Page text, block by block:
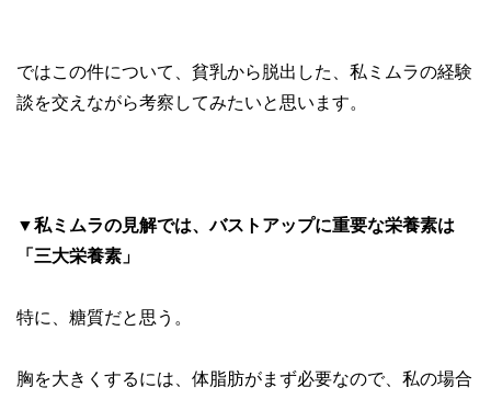
ではこの件について、貧乳から脱出した、私ミムラの経験
談を交えながら考察してみたいと思います。
▼私ミムラの見解では、バストアップに重要な栄養素は
「三大栄養素」
特に、糖質だと思う。
胸を大きくするには、体脂肪がまず必要なので、私の場合